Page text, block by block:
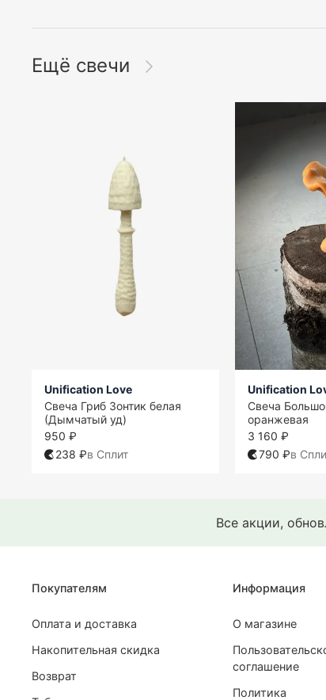
Ещё свечи
Unification Love
Свеча Гриб Зонтик белая
(Дымчатый уд)
950 ₽
238 ₽в Сплит
Unification
Свеча
оранжевая
3 160 ₽
790 ₽в
Все акции,
Покупателям
Оплата и доставка
Накопительная скидка
Возврат
Информация
О магазине
соглашение
Политика